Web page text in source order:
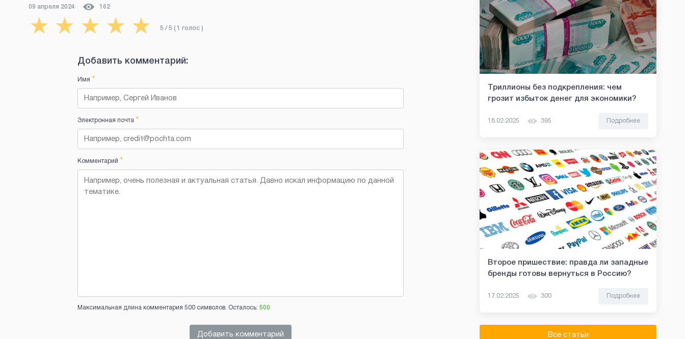
09 апреля 2024 162
★ ★ ★ ★ ★ 5 / 5 ( 1 голос )
Добавить комментарий:
Имя *
Электронная почта*
Комментарий *
Максимальная длина комментария 500 символов. Осталось: 500
Добавить комментарий
Триллионы без подкрепления: чем
грозит избыток денег для экономики?
18.02.2025 395 Подробнее
Второе пришествие: правда ли западные
бренды готовы вернуться в Россию?
17.02.2025 300 Подробнее
Все статьи